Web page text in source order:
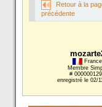
Retour à la
précédente
France
Membre
#
enregistré le 02/